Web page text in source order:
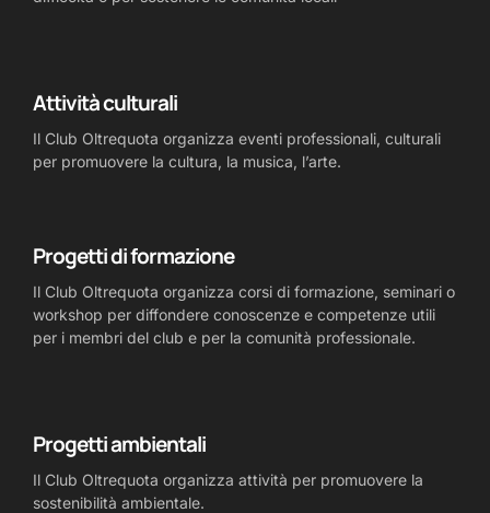
Attività culturali
Il Club Oltrequota organizza eventi professionali, culturali
per promuovere la cultura, la musica, l’arte.
Progetti di formazione
Il Club Oltrequota organizza corsi di formazione, seminari o
workshop per diffondere conoscenze e competenze utili
per i membri del club e per la comunità professionale.
Progetti ambientali
Il Club Oltrequota organizza attività per promuovere la
sostenibilità ambientale.